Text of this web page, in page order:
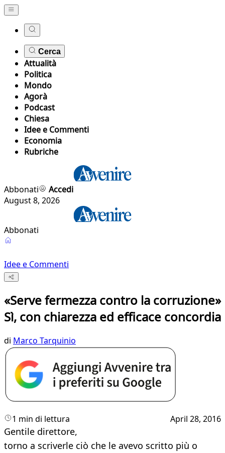
Cerca
Attualità
Politica
Mondo
Agorà
Podcast
Chiesa
Idee e Commenti
Economia
Rubriche
Abbonati
Accedi
August 8, 2026
Abbonati
Idee e Commenti
«Serve fermezza contro la corruzione»
Sì, con chiarezza ed efficace concordia
di Marco Tarquinio
1 min di lettura April 28, 2016
Gentile direttore,
torno a scriverle ciò che le avevo scritto più o